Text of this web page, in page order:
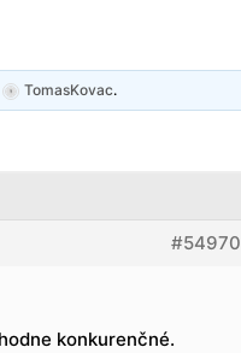
TomasKovac.
#54970
konkurenčné.